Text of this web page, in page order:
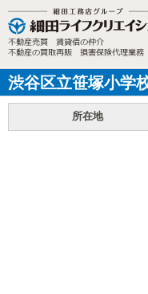
渋谷区立笹塚小学
所在地